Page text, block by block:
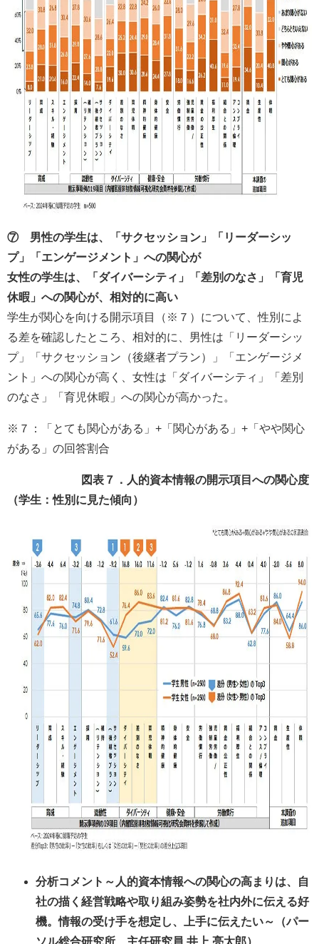
⑦ 男性の学生は、「サクセッション」「リーダーシッ
プ」「エンゲージメント」への関心が
女性の学生は、「ダイバーシティ」「差別のなさ」「育児
休暇」への関心が、相対的に高い
学生が関心を向ける開示項目（※７）について、性別によ
る差を確認したところ、相対的に、男性は「リーダーシッ
プ」「サクセッション（後継者プラン）」「エンゲージメ
ント」への関心が高く、女性は「ダイバーシティ」「差別
のなさ」「育児休暇」への関心が高かった。
※７：「とても関心がある」+「関心がある」+「やや関心
がある」の回答割合
図表７．人的資本情報の開示項目への関心度
（学生：性別に見た傾向）
分析コメント～人的資本情報への関心の高まりは、自
社の描く経営戦略や取り組み姿勢を社内外に伝える好
機。情報の受け手を想定し、上手に伝えたい～（パー